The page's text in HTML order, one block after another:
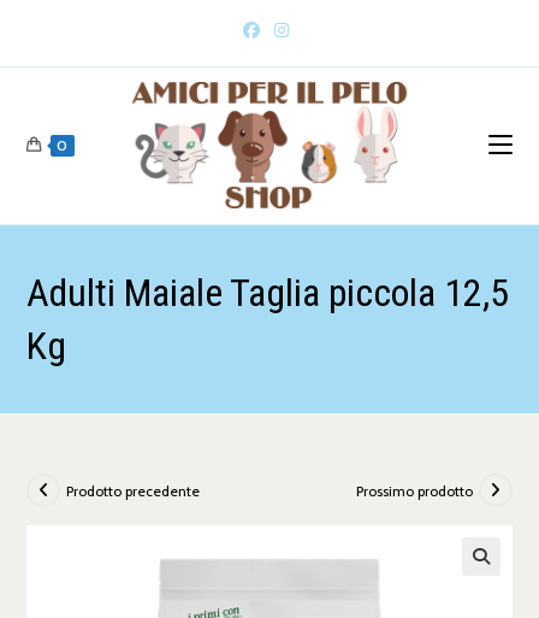
0
Adulti Maiale Taglia piccola 12,5
Kg
Prodotto precedente Prossimo prodotto